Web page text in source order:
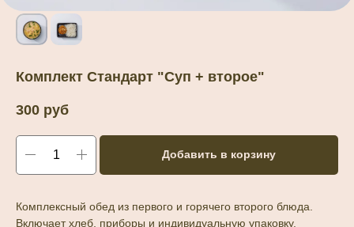
Комплект Стандарт "Суп + второе"
300 руб
Добавить в корзину
Комплексный обед из первого и горячего второго блюда.
Включает хлеб, приборы и индивидуальную упаковку.